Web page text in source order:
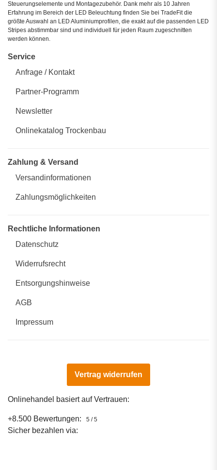
Steuerungselemente und Montagezubehör. Dank mehr als 10 Jahren
Erfahrung im Bereich der LED Beleuchtung finden Sie bei TradeFit die
größte Auswahl an LED Aluminiumprofilen, die exakt auf die passenden LED
Stripes abstimmbar sind und individuell für jeden Raum zugeschnitten
werden können.
Service
Anfrage / Kontakt
Partner-Programm
Newsletter
Onlinekatalog Trockenbau
Zahlung & Versand
Versandinformationen
Zahlungsmöglichkeiten
Rechtliche Informationen
Datenschutz
Widerrufsrecht
Entsorgungshinweise
AGB
Impressum
Vertrag widerrufen
Onlinehandel basiert auf Vertrauen:
+8.500 Bewertungen: 5 / 5
Sicher bezahlen via: